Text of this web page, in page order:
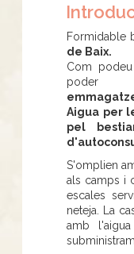
Formidable
de Baix.
Com podeu
poder
Aigua per
pel
S'omplien
als camps i
escales
neteja. La
amb